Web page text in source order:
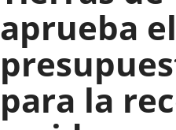
aprueba el
para la